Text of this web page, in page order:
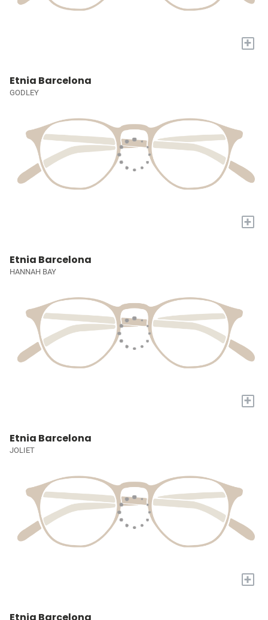
+
Etnia Barcelona
GODLEY
+
Etnia Barcelona
HANNAH BAY
+
Etnia Barcelona
JOLIET
+
Etnia Barcelona